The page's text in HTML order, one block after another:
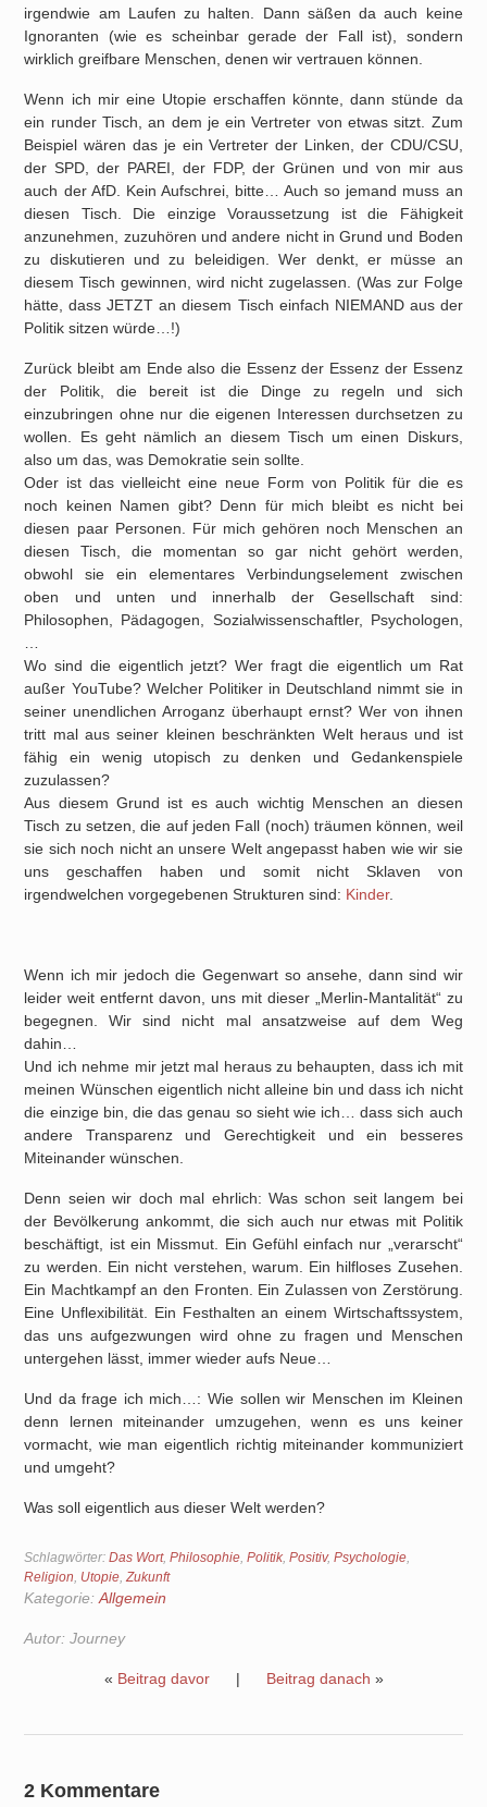
irgendwie am Laufen zu halten. Dann säßen da auch keine
Ignoranten (wie es scheinbar gerade der Fall ist), sondern
wirklich greifbare Menschen, denen wir vertrauen können.
Wenn ich mir eine Utopie erschaffen könnte, dann stünde da
ein runder Tisch, an dem je ein Vertreter von etwas sitzt. Zum
Beispiel wären das je ein Vertreter der Linken, der CDU/CSU,
der SPD, der PAREI, der FDP, der Grünen und von mir aus
auch der AfD. Kein Aufschrei, bitte… Auch so jemand muss an
diesen Tisch. Die einzige Voraussetzung ist die Fähigkeit
anzunehmen, zuzuhören und andere nicht in Grund und Boden
zu diskutieren und zu beleidigen. Wer denkt, er müsse an
diesem Tisch gewinnen, wird nicht zugelassen. (Was zur Folge
hätte, dass JETZT an diesem Tisch einfach NIEMAND aus der
Politik sitzen würde…!)
Zurück bleibt am Ende also die Essenz der Essenz der Essenz
der Politik, die bereit ist die Dinge zu regeln und sich
einzubringen ohne nur die eigenen Interessen durchsetzen zu
wollen. Es geht nämlich an diesem Tisch um einen Diskurs,
also um das, was Demokratie sein sollte.
Oder ist das vielleicht eine neue Form von Politik für die es
noch keinen Namen gibt? Denn für mich bleibt es nicht bei
diesen paar Personen. Für mich gehören noch Menschen an
diesen Tisch, die momentan so gar nicht gehört werden,
obwohl sie ein elementares Verbindungselement zwischen
oben und unten und innerhalb der Gesellschaft sind:
Philosophen, Pädagogen, Sozialwissenschaftler, Psychologen,
Wo sind die eigentlich jetzt? Wer fragt die eigentlich um Rat
außer YouTube? Welcher Politiker in Deutschland nimmt sie in
seiner unendlichen Arroganz überhaupt ernst? Wer von ihnen
tritt mal aus seiner kleinen beschränkten Welt heraus und ist
fähig ein wenig utopisch zu denken und Gedankenspiele
zuzulassen?
Aus diesem Grund ist es auch wichtig Menschen an diesen
Tisch zu setzen, die auf jeden Fall (noch) träumen können, weil
sie sich noch nicht an unsere Welt angepasst haben wie wir sie
uns geschaffen haben und somit nicht Sklaven von
irgendwelchen vorgegebenen Strukturen sind: Kinder.
Wenn ich mir jedoch die Gegenwart so ansehe, dann sind wir
leider weit entfernt davon, uns mit dieser „Merlin-Mantalität“ zu
begegnen. Wir sind nicht mal ansatzweise auf dem Weg
dahin…
Und ich nehme mir jetzt mal heraus zu behaupten, dass ich mit
meinen Wünschen eigentlich nicht alleine bin und dass ich nicht
die einzige bin, die das genau so sieht wie ich… dass sich auch
andere Transparenz und Gerechtigkeit und ein besseres
Miteinander wünschen.
Denn seien wir doch mal ehrlich: Was schon seit langem bei
der Bevölkerung ankommt, die sich auch nur etwas mit Politik
beschäftigt, ist ein Missmut. Ein Gefühl einfach nur „verarscht“
zu werden. Ein nicht verstehen, warum. Ein hilfloses Zusehen.
Ein Machtkampf an den Fronten. Ein Zulassen von Zerstörung.
Eine Unflexibilität. Ein Festhalten an einem Wirtschaftssystem,
das uns aufgezwungen wird ohne zu fragen und Menschen
untergehen lässt, immer wieder aufs Neue…
Und da frage ich mich…: Wie sollen wir Menschen im Kleinen
denn lernen miteinander umzugehen, wenn es uns keiner
vormacht, wie man eigentlich richtig miteinander kommuniziert
und umgeht?
Was soll eigentlich aus dieser Welt werden?
Schlagwörter:Das Wort,Philosophie,Politik,Positiv,Psychologie,
Religion, Utopie,Zukunft
Kategorie: Allgemein
Autor: Journey
« Beitrag davor| Beitrag danach »
2 Kommentare